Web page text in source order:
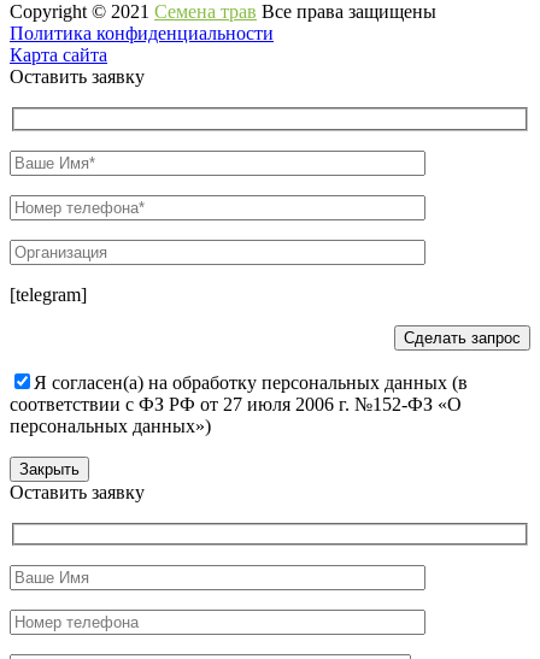
Copyright © 2021 Семена трав Все права защищены
Политика конфиденциальности
Карта сайта
Оставить заявку
[telegram]
Я согласен(а) на обработку персональных данных (в
соответствии с ФЗ РФ от 27 июля 2006 г. №152-ФЗ «О
персональных данных»)
Закрыть
Оставить заявку